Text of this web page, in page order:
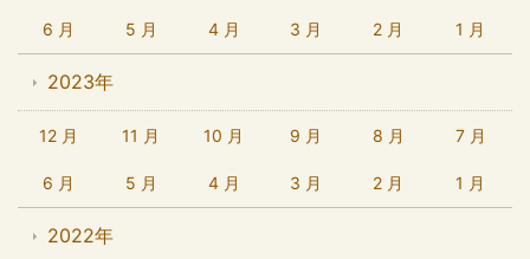
6 月 5 月 4 月 3 月 2 月 1 月
2023年
12 月 11 月 10 月 9 月 8 月 7 月
6 月 5 月 4 月 3 月 2 月 1 月
2022年